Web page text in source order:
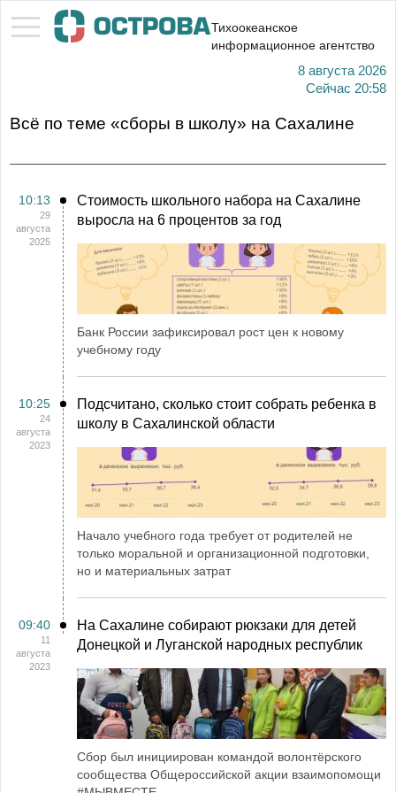
Тихоокеанское
информационное агентство
8 августа 2026
Сейчас 20:58
Всё по теме «сборы в школу» на Сахалине
10:13
29
августа
2025
Стоимость школьного набора на Сахалине
выросла на 6 процентов за год
Банк России зафиксировал рост цен к новому
учебному году
10:25
24
августа
2023
Подсчитано, сколько стоит собрать ребенка в
школу в Сахалинской области
Начало учебного года требует от родителей не
только моральной и организационной подготовки,
но и материальных затрат
09:40
11
августа
2023
На Сахалине собирают рюкзаки для детей
Донецкой и Луганской народных республик
Сбор был инициирован командой волонтёрского
сообщества Общероссийской акции взаимопомощи